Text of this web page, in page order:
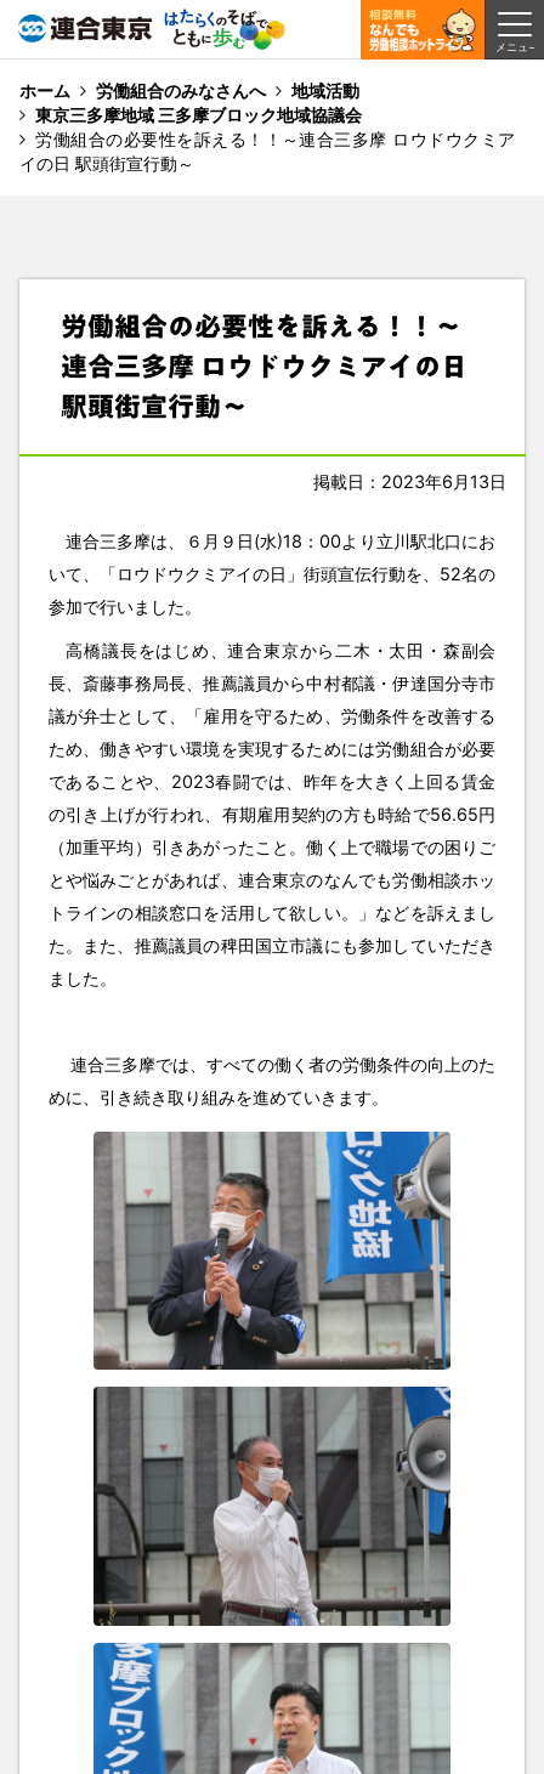
ホーム 労働組合のみなさんへ
地域活動
東京三多摩地域 三多摩ブロック地域協議会
労働組合の必要性を訴える！！～連合三多摩 ロウドウクミア
イの日 駅頭街宣行動～
労働組合の必要性を訴える！！～
連合三多摩 ロウドウクミアイの日
駅頭街宣行動～
掲載日：2023年6月13日
連合三多摩は、６月９日(水)18：00より立川駅北口にお
いて、「ロウドウクミアイの日」街頭宣伝行動を、52名の
参加で行いました。
高橋議長をはじめ、連合東京から二木・太田・森副会
長、斎藤事務局長、推薦議員から中村都議・伊達国分寺市
議が弁士として、「雇用を守るため、労働条件を改善する
ため、働きやすい環境を実現するためには労働組合が必要
であることや、2023春闘では、昨年を大きく上回る賃金
の引き上げが行われ、有期雇用契約の方も時給で56.65円
（加重平均）引きあがったこと。働く上で職場での困りご
とや悩みごとがあれば、連合東京のなんでも労働相談ホッ
トラインの相談窓口を活用して欲しい。」などを訴えまし
た。また、推薦議員の稗田国立市議にも参加していただき
ました。
連合三多摩では、すべての働く者の労働条件の向上のた
めに、引き続き取り組みを進めていきます。